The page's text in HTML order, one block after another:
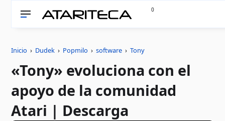
0
Inicio › Dudek › Popmilo ›software ›Tony
«Tony» evoluciona con el
apoyo de la comunidad
Atari | Descarga